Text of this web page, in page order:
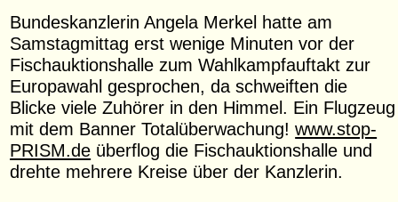
Bundeskanzlerin Angela Merkel hatte am
Samstagmittag erst wenige Minuten vor der
Fischauktionshalle zum Wahlkampfauftakt zur
Europawahl gesprochen, da schweiften die
Blicke viele Zuhörer in den Himmel. Ein Flugzeug
mit dem Banner Totalüberwachung!www.stop-
PRISM.de überflog die Fischauktionshalle und
drehte mehrere Kreise über der Kanzlerin.